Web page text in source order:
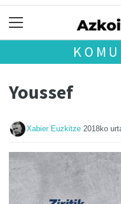
Youssef
Xabier Euzkitze 2018ko